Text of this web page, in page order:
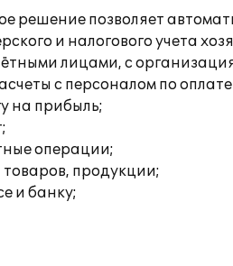
решение позволяет
и налогового учета
лицами, с
с персоналом по
на прибыль;
операции;
товаров, продукции;
и банку;